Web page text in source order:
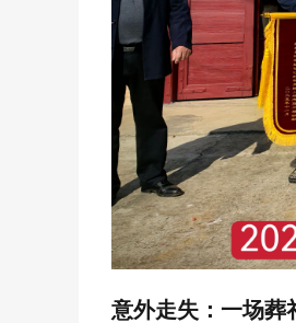
意外走失：一场葬